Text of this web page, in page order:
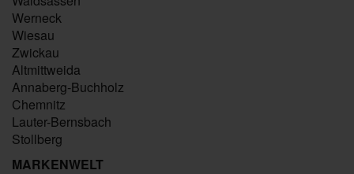
Werneck
Wiesau
Zwickau
Altmittweida
Annaberg-Buchholz
Chemnitz
Lauter-Bernsbach
Stollberg
MARKENWELT